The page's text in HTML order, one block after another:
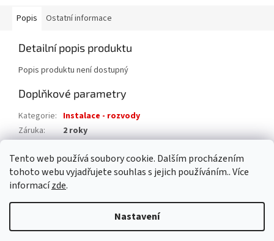
Tento web používá soubory cookie. Dalším procházením
tohoto webu vyjadřujete souhlas s jejich používáním.. Více
informacízde.
Nastavení
Popis Ostatní informace
Detailní popis produktu
Popis produktu není dostupný
Doplňkové parametry
Kategorie: Instalace - rozvody
Záruka:
2 roky
EAN: 8595042195330
Vytvořil Shoptet